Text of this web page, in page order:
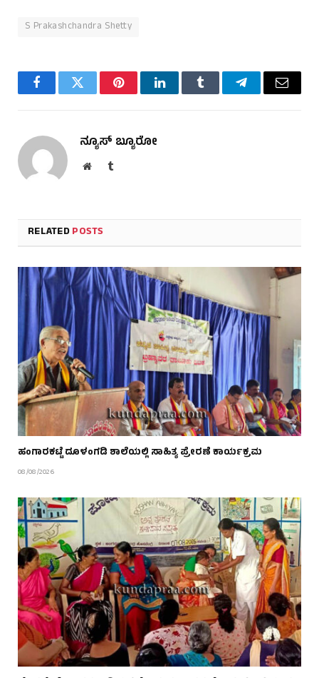
S Prakashchandra Shetty
FacebookTwitter PinterestLinkedInTumblr TelegramEmail
ನ್ಯೂಸ್ ಬ್ಯೂರೋ
WebsiteTumblr
RELATEDPOSTS
ಹಂಗಾರಕಟ್ಟೆ ದೂಳಂಗಡಿ ಶಾಲೆಯಲ್ಲಿ ಸಾಹಿತ್ಯ ಪ್ರೇರಣೆ ಕಾರ್ಯಕ್ರಮ
08/08/2026